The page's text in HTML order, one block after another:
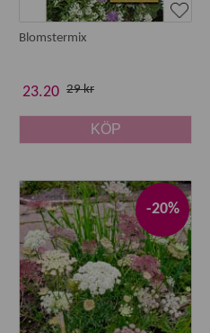
Blomstermix
23.20 29 kr
KÖP
-20%